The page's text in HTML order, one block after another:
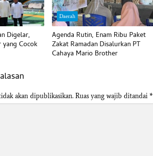
Digelar,
yang Cocok
Daerah
Agenda Rutin, Enam Ribu Paket
Zakat Ramadan Disalurkan PT
Cahaya Mario Brother
akan dipublikasikan. Ruas yang wajib ditandai *